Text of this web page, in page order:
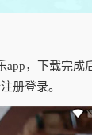
app，下载完成
册登录。